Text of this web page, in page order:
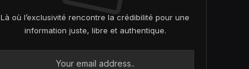
Là où l’exclusivité rencontre la crédibilité pour une
information juste, libre et authentique.